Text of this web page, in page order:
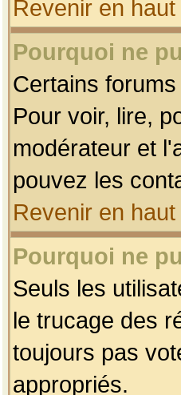
Revenir en
Pourquoi ne
Certains
Pour voir, lire,
modérateur et
pouvez les
Revenir en
Pourquoi ne
Seuls les
le trucage des
toujours pas
appropriés.